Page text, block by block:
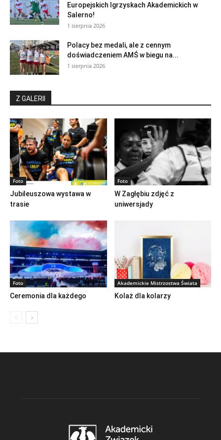
Europejskich Igrzyskach Akademickich w
Salerno!
1 sierpnia 2026
Polacy bez medali, ale z cennym
doświadczeniem AMŚ w biegu na...
1 sierpnia 2026
Z GALERII
Foto
Jubileuszowa wystawa w
trasie
Foto
W Zagłębiu zdjęć z
uniwersjady
Foto
Ceremonia dla każdego
Akademickie Mistrzostwa Świata
Kolaż dla kolarzy